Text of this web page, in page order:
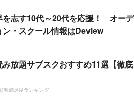
を志す10代～20代を応援！ オーデ
ン・スクール情報はDeview
み放題サブスクおすすめ11選【徹底
客満足度ランキング